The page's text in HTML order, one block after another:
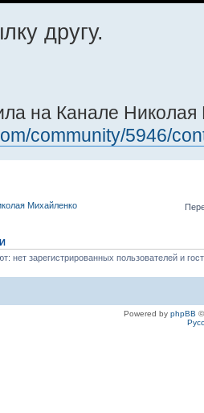
другу.
на Канале
community/5946/
Михайленко
нет зарегистрированных пользователей и
Powered by phpBB